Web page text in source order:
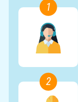
1
2